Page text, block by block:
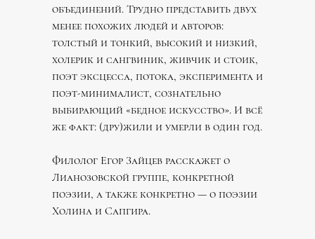
объединений. Трудно представить двух
менее похожих людей и авторов:
толстый и тонкий, высокий и низкий,
холерик и сангвиник, живчик и стоик,
поэт эксцесса, потока, эксперимента и
поэт-минималист, сознательно
выбирающий «бедное искусство». И всё
же факт: (дру)жили и умерли в один год.
Филолог Егор Зайцев расскажет о
Лианозовской группе, конкретной
поэзии, а также конкретно — о поэзии
Холина и Сапгира.